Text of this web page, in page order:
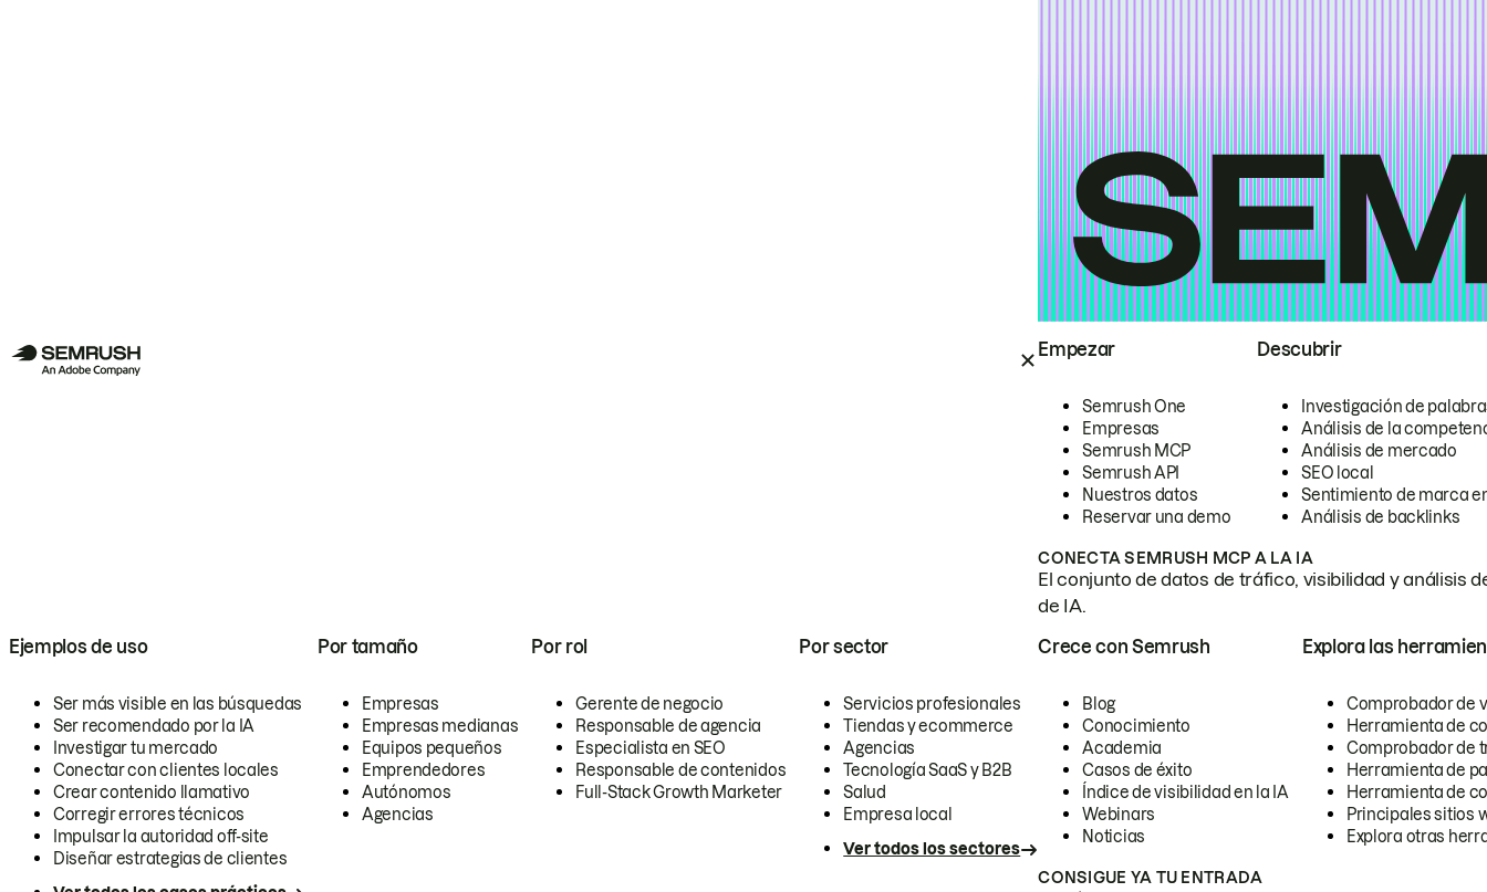
Empezar
Semrush One
Empresas
Semrush MCP
Semrush API
Nuestros datos
Reservar una demo
Descubrir
Investigación de
Análisis de la
Análisis de mercado
SEO local
Sentimiento de marca
Análisis de backlinks
CONECTA SEMRUSH MCP A LA IA
El conjunto de datos de tráfico, visibilidad y análisis
de IA.
Ejemplos de uso
Ser más visible en las búsquedas
Ser recomendado por la IA
Investigar tu mercado
Conectar con clientes locales
Crear contenido llamativo
Corregir errores técnicos
Impulsar la autoridad off-site
Diseñar estrategias de clientes
Por tamaño
Empresas
Empresas medianas
Equipos pequeños
Emprendedores
Autónomos
Agencias
Por rol
Gerente de negocio
Responsable de agencia
Especialista en SEO
Responsable de contenidos
Full-Stack Growth Marketer
Por sector
Servicios profesionales
Tiendas y ecommerce
Agencias
Tecnología SaaS y B2B
Salud
Empresa local
Ver todos los sectores
Crece con Semrush
Blog
Conocimiento
Academia
Casos de éxito
Índice de visibilidad en la IA
Webinars
Noticias
Explora las
Comprobador de
Herramienta de
Comprobador de
Herramienta de
Herramienta de
Principales sitios
Explora otras
CONSIGUE YA TU ENTRADA